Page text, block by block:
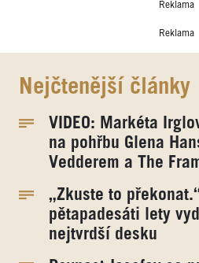
Reklama
Reklama
Nejčtenější články
VIDEO: Markéta
na pohřbu Glena
Vedderem a The
„Zkuste to
pětapadesáti lety
nejtvrdší desku